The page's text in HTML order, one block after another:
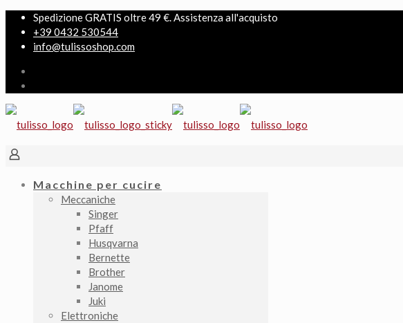
Spedizione GRATIS oltre 49 €. Assistenza all'acquisto
+39 0432 530544
info@tulissoshop.com
Macchine per cucire
Meccaniche
Singer
Pfaff
Husqvarna
Bernette
Brother
Janome
Juki
Elettroniche